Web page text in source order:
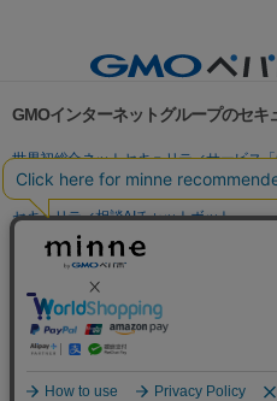
GMOインターネットグループのセキ
世界初総合ネットセキュリティサービス「
パスワード漏洩診断
Webサイトリスク
セキュリティ相談AIチャットボット
実在証明・盗聴対策
サイバー攻撃対策（GMO Flatt Security）
セキュリティ事業の軌跡